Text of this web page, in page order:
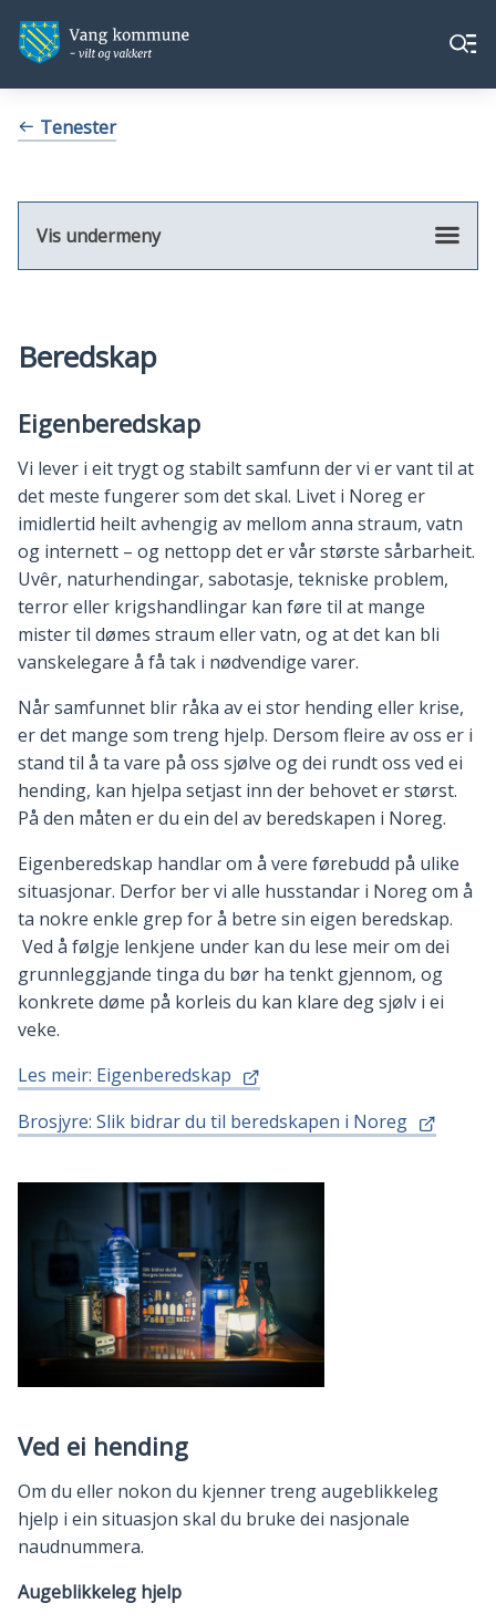
Vang
kommune
Vang
kommune
Meny
Du Tenester
Vis undermeny
Beredskap
Eigenberedskap
Vi lever i eit trygt og stabilt samfunn der vi er vant til at
det meste fungerer som det skal. Livet i Noreg er
imidlertid heilt avhengig av mellom anna straum, vatn
og internett – og nettopp det er vår største sårbarheit.
Uvêr, naturhendingar, sabotasje, tekniske problem,
terror eller krigshandlingar kan føre til at mange
mister til dømes straum eller vatn, og at det kan bli
vanskelegare å få tak i nødvendige varer.
Når samfunnet blir råka av ei stor hending eller krise,
er det mange som treng hjelp. Dersom fleire av oss er i
stand til å ta vare på oss sjølve og dei rundt oss ved ei
hending, kan hjelpa setjast inn der behovet er størst.
På den måten er du ein del av beredskapen i Noreg.
Eigenberedskap handlar om å vere førebudd på ulike
situasjonar. Derfor ber vi alle husstandar i Noreg om å
ta nokre enkle grep for å betre sin eigen beredskap.
Ved å følgje lenkjene under kan du lese meir om dei
grunnleggjande tinga du bør ha tenkt gjennom, og
konkrete døme på korleis du kan klare deg sjølv i ei
veke.
Les meir: Eigenberedskap
Brosjyre: Slik bidrar du til beredskapen i Noreg
Ved ei hending
Om du eller nokon du kjenner treng augeblikkeleg
hjelp i ein situasjon skal du bruke dei nasjonale
naudnummera.
Augeblikkeleg hjelp